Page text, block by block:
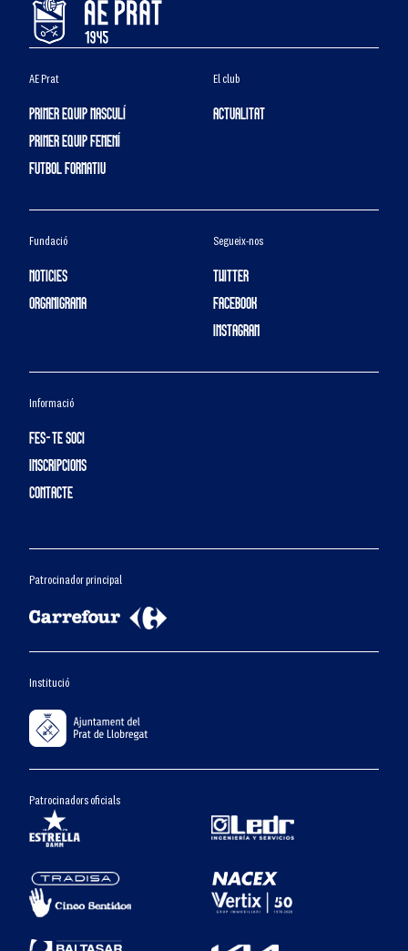
AE Prat
PRIMER EQUIP MASCULÍ
PRIMER EQUIP FEMENÍ
FUTBOL FORMATIU
El club
ACTUALITAT
Fundació
NOTICIES
ORGANIGRAMA
Segueix-nos
TWITTER
FACEBOOK
INSTAGRAM
Informació
FES-TE SOCI
INSCRIPCIONS
CONTACTE
Patrocinador principal
Institució
Patrocinadors oficials